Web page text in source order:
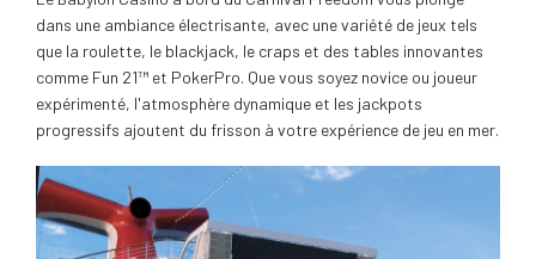
dans une ambiance électrisante, avec une variété de jeux tels
que la roulette, le blackjack, le craps et des tables innovantes
comme Fun 21™ et PokerPro. Que vous soyez novice ou joueur
expérimenté, l'atmosphère dynamique et les jackpots
progressifs ajoutent du frisson à votre expérience de jeu en mer.